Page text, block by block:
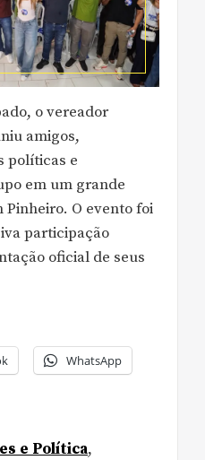
o vereador
amigos,
políticas e
em um grande
O evento foi
participação
oficial de seus
WhatsApp
e Política,